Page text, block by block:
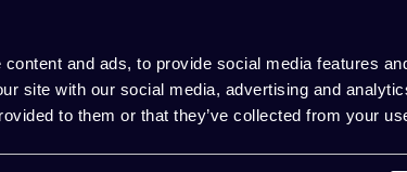
and ads, to provide social media features
site with our social media, advertising and
to them or that they’ve collected from your
mail naar
Stofgroep
1